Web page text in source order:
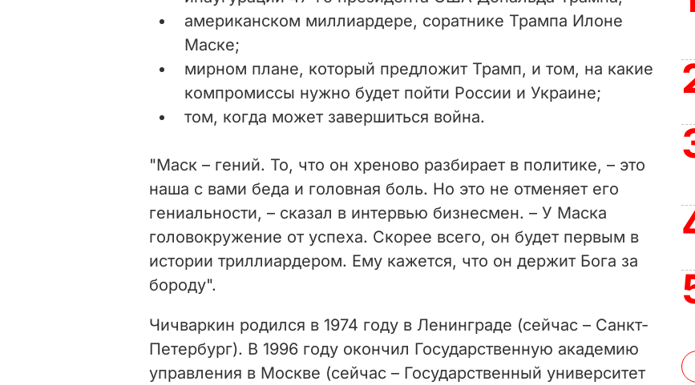
i
e
o
американском миллиардере, соратнике Трампа Илоне
Маске;
мирном плане, который предложит Трамп, и том, на какие
компромиссы нужно будет пойти России и Украине;
том, когда может завершиться война.
"Маск – гений. То, что он хреново разбирает в политике, – это
наша с вами беда и головная боль. Но это не отменяет его
гениальности, – сказал в интервью бизнесмен. – У Маска
головокружение от успеха. Скорее всего, он будет первым в
истории триллиардером. Ему кажется, что он держит Бога за
бороду".
Чичваркин родился в 1974 году в Ленинграде (сейчас – Санкт-
Петербург). В 1996 году окончил Государственную академию
управления в Москве (сейчас – Государственный университет